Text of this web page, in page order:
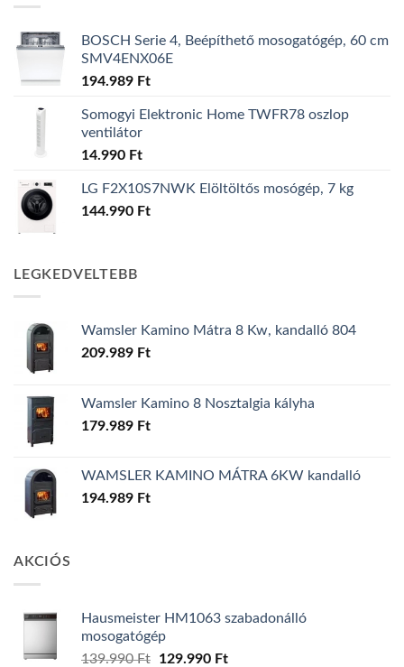
BOSCH Serie 4, Beépíthető mosogatógép, 60 cm
SMV4ENX06E
194.989 Ft
Somogyi Elektronic Home TWFR78 oszlop
ventilátor
14.990 Ft
LG F2X10S7NWK Elöltöltős mosógép, 7 kg
144.990 Ft
LEGKEDVELTEBB
Wamsler Kamino Mátra 8 Kw, kandalló 804
209.989 Ft
Wamsler Kamino 8 Nosztalgia kályha
179.989 Ft
WAMSLER KAMINO MÁTRA 6KW kandalló
194.989 Ft
AKCIÓS
Hausmeister HM1063 szabadonálló
mosogatógép
139.990Ft
Original
129.990 FtCurrent